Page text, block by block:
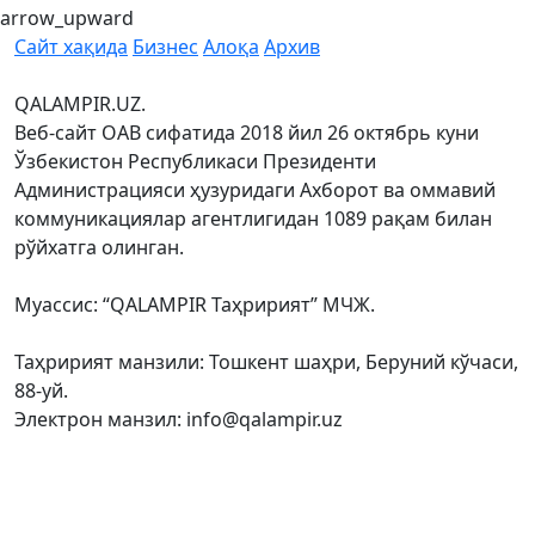
arrow_upward
Сайт хақида Бизнес Алоқа Архив
QALAMPIR.UZ.
Веб-сайт ОАВ сифатида 2018 йил 26 октябрь куни
Ўзбекистон Республикаси Президенти
Администрацияси ҳузуридаги Ахборот ва оммавий
коммуникациялар агентлигидан 1089 рақам билан
рўйхатга олинган.
Муассис: “QALAMPIR Таҳририят” МЧЖ.
Таҳририят манзили: Тошкент шаҳри, Беруний кўчаси,
88-уй.
Электрон манзил: info@qalampir.uz